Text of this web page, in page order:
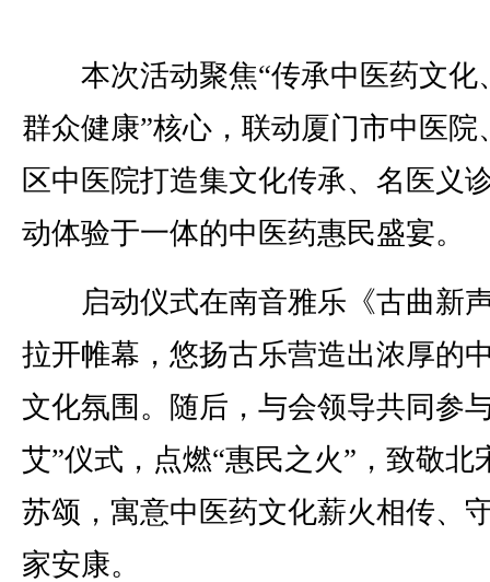
本次活动聚焦“传承中医药文化
群众健康”核心，联动厦门市中医院
区中医院打造集文化传承、名医义
动体验于一体的中医药惠民盛宴。
启动仪式在南音雅乐《古曲新
拉开帷幕，悠扬古乐营造出浓厚的
文化氛围。随后，与会领导共同参
艾”仪式，点燃“惠民之火”，致敬北
苏颂，寓意中医药文化薪火相传、
家安康。